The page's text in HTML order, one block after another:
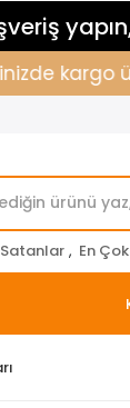
kargo
, En